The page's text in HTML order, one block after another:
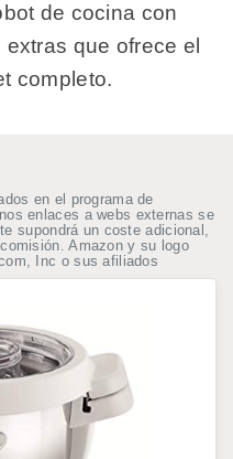
de cocina con
que ofrece el
completo.
en el programa de
enlaces a webs externas se
supondrá un coste adicional,
Amazon y su logo
Inc o sus afiliados